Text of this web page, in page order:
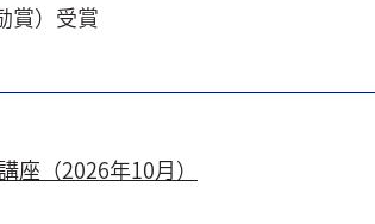
賞）受賞
座（2026年10月）